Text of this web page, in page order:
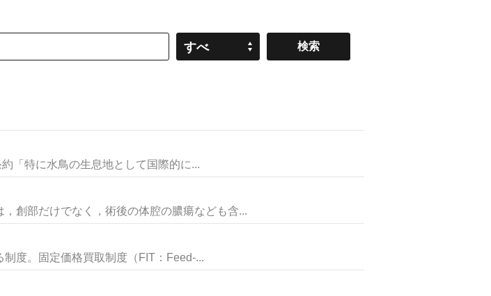
すべ
「特に水鳥の生息地として国際的に...
創部だけでなく，術後の体腔の膿瘍なども含...
度。固定価格買取制度（FIT：Feed-...